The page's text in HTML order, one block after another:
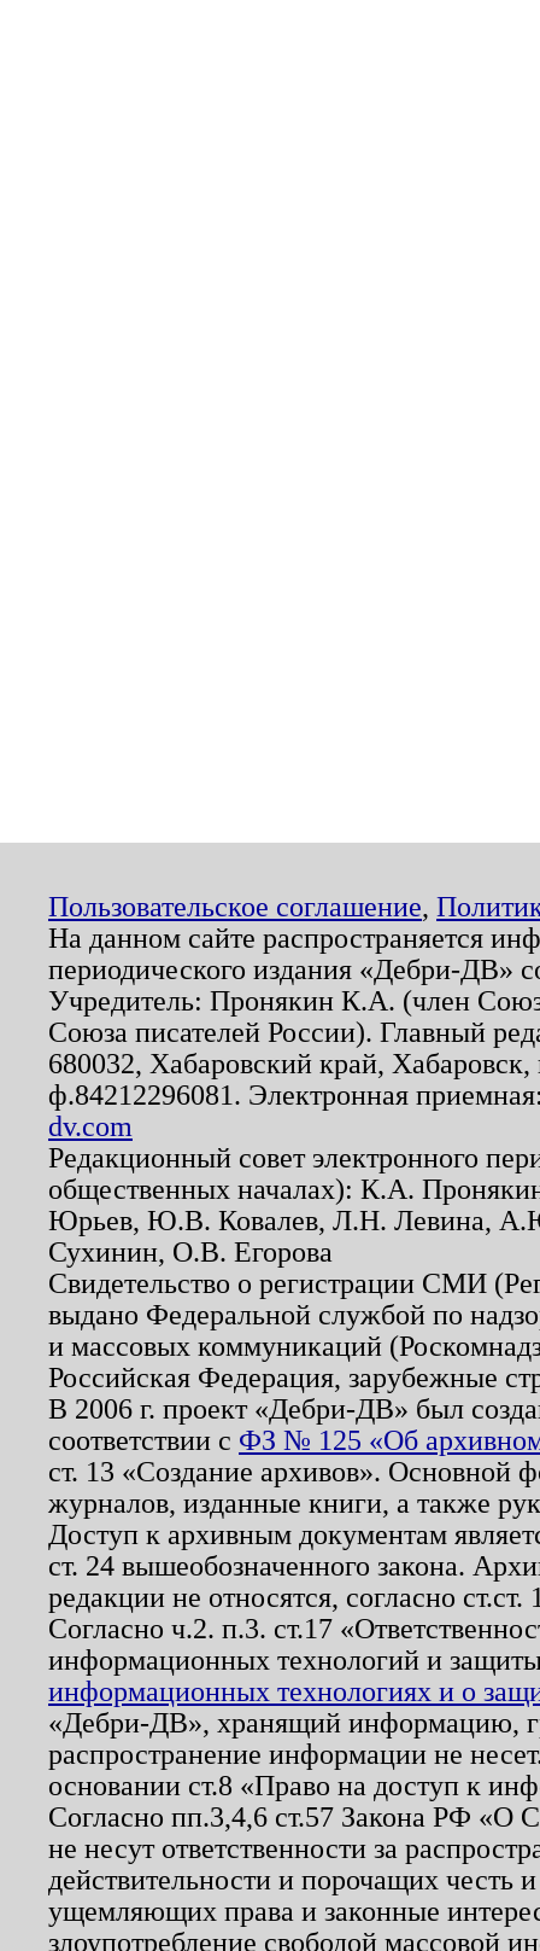
Пользовательское соглашение,
На данном сайте распространяется
периодического издания «Дебри-ДВ»
Учредитель: Пронякин К.А. (член
Союза писателей России). Главный
680032, Хабаровский край,
ф.84212296081. Электронная
dv.com
Редакционный совет электронного
общественных началах): К.А.
Юрьев, Ю.В. Ковалев, Л.Н. Левина,
Сухинин, О.В. Егорова
Свидетельство о регистрации СМИ
выдано Федеральной службой по
и массовых коммуникаций
Российская Федерация, зарубежные
В 2006 г. проект «Дебри-ДВ» был
соответствии с ФЗ № 125 «Об
ст. 13 «Создание архивов». Основной
журналов, изданные книги, а также
Доступ к архивным документам
ст. 24 вышеобозначенного закона.
редакции не относятся, согласно
Согласно ч.2. п.3. ст.17
информационных технологий и
информационных технологиях и о
«Дебри-ДВ», хранящий информацию,
распространение информации не
основании ст.8 «Право на доступ к
Согласно пп.3,4,6 ст.57 Закона РФ «О
не несут ответственности за
действительности и порочащих честь
ущемляющих права и законные
злоупотребление свободой массовой